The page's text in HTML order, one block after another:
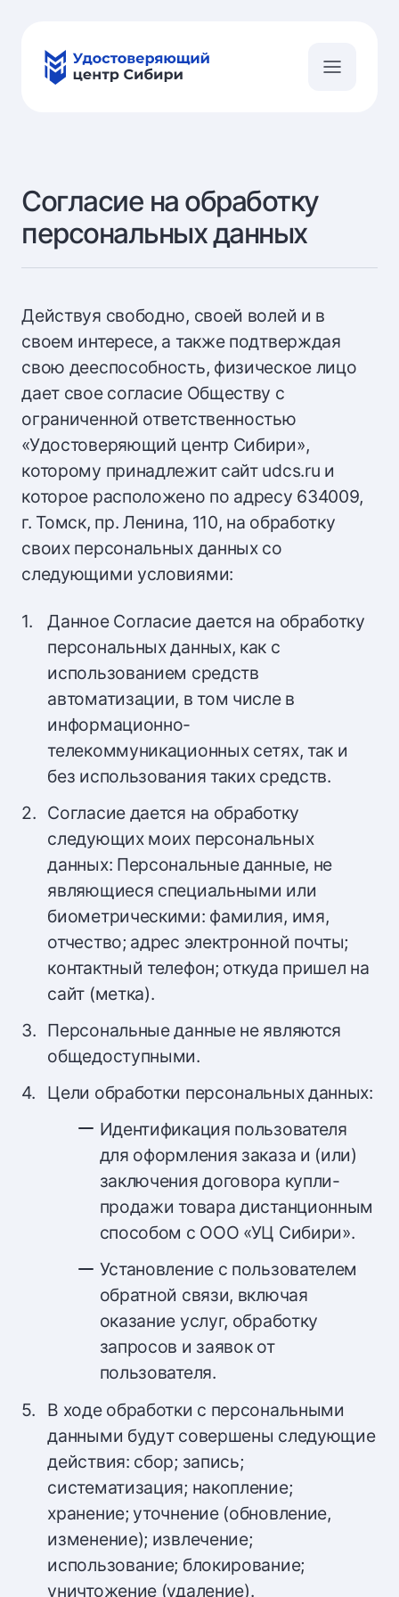
Согласие на обработку
персональных данных
Действуя свободно, своей волей и в
своем интересе, а также подтверждая
свою дееспособность, физическое лицо
дает свое согласие Обществу с
ограниченной ответственностью
«Удостоверяющий центр Сибири»,
которому принадлежит сайт udcs.ru и
которое расположено по адресу 634009,
г. Томск, пр. Ленина, 110, на обработку
своих персональных данных со
следующими условиями:
Данное Согласие дается на обработку
персональных данных, как с
использованием средств
автоматизации, в том числе в
информационно-
телекоммуникационных сетях, так и
без использования таких средств.
Согласие дается на обработку
следующих моих персональных
данных: Персональные данные, не
являющиеся специальными или
биометрическими: фамилия, имя,
отчество; адрес электронной почты;
контактный телефон; откуда пришел на
сайт (метка).
Персональные данные не являются
общедоступными.
Цели обработки персональных данных:
Идентификация пользователя
для оформления заказа и (или)
заключения договора купли-
продажи товара дистанционным
способом с ООО «УЦ Сибири».
Установление с пользователем
обратной связи, включая
оказание услуг, обработку
запросов и заявок от
пользователя.
В ходе обработки с персональными
данными будут совершены следующие
действия: сбор; запись;
систематизация; накопление;
хранение; уточнение (обновление,
изменение); извлечение;
использование; блокирование;
уничтожение (удаление).